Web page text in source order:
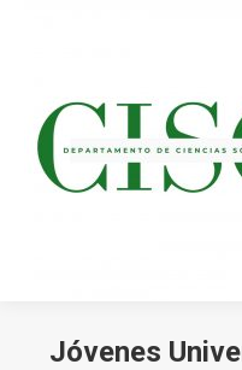
Jóvenes